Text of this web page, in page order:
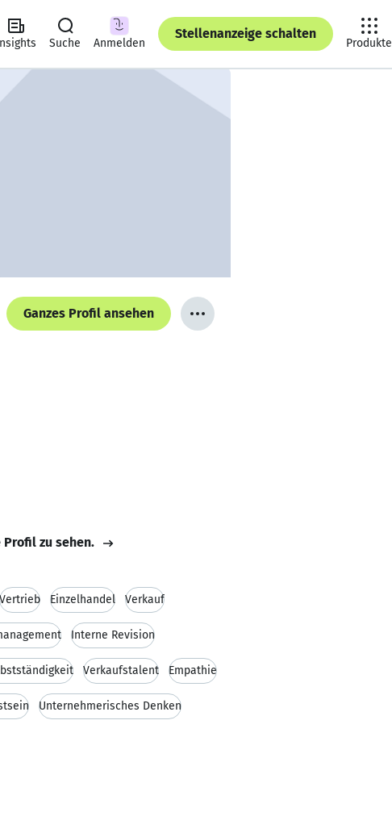
Suche Anmelden
Stellenanzeige schalten
Produkte
Ganzes Profil ansehen
Profil zu sehen.
Vertrieb Einzelhandel Verkauf
Interne Revision
Verkaufstalent Empathie
Unternehmerisches Denken